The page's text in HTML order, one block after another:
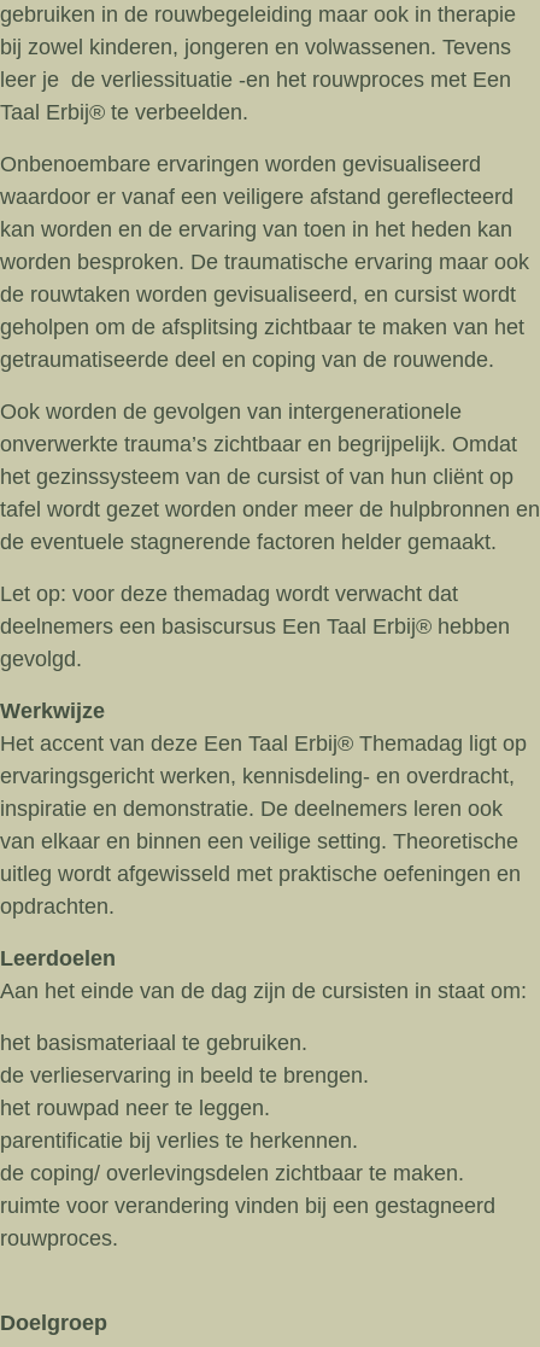
gebruiken in de rouwbegeleiding maar ook in therapie
bij zowel kinderen, jongeren en volwassenen. Tevens
leer je de verliessituatie -en het rouwproces met Een
Taal Erbij® te verbeelden.
Onbenoembare ervaringen worden gevisualiseerd
waardoor er vanaf een veiligere afstand gereflecteerd
kan worden en de ervaring van toen in het heden kan
worden besproken. De traumatische ervaring maar ook
de rouwtaken worden gevisualiseerd, en cursist wordt
geholpen om de afsplitsing zichtbaar te maken van het
getraumatiseerde deel en coping van de rouwende.
Ook worden de gevolgen van intergenerationele
onverwerkte trauma’s zichtbaar en begrijpelijk. Omdat
het gezinssysteem van de cursist of van hun cliënt op
tafel wordt gezet worden onder meer de hulpbronnen en
de eventuele stagnerende factoren helder gemaakt.
Let op: voor deze themadag wordt verwacht dat
deelnemers een basiscursus Een Taal Erbij® hebben
gevolgd.
Werkwijze
Het accent van deze Een Taal Erbij® Themadag ligt op
ervaringsgericht werken, kennisdeling- en overdracht,
inspiratie en demonstratie. De deelnemers leren ook
van elkaar en binnen een veilige setting. Theoretische
uitleg wordt afgewisseld met praktische oefeningen en
opdrachten.
Leerdoelen
Aan het einde van de dag zijn de cursisten in staat om:
het basismateriaal te gebruiken.
de verlieservaring in beeld te brengen.
het rouwpad neer te leggen.
parentificatie bij verlies te herkennen.
de coping/ overlevingsdelen zichtbaar te maken.
ruimte voor verandering vinden bij een gestagneerd
rouwproces.
Doelgroep